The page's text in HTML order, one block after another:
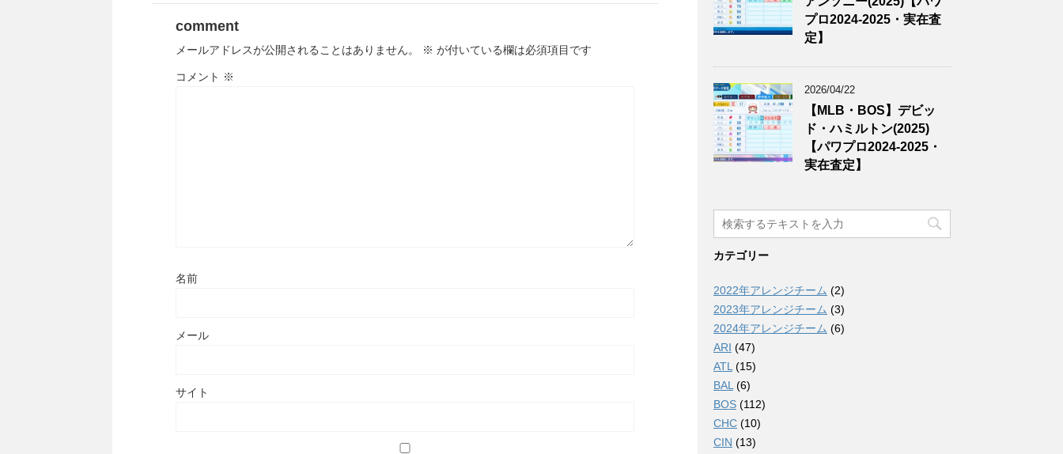
comment
メールアドレスが公開されることはありません。 ※ が付いている欄は必須項目です
コメント ※
名前
メール
サイト
プロ2024-2025・実在査
定】
2026/04/22
【MLB・BOS】デビッ
ド・ハミルトン(2025)
【パワプロ2024-2025・
実在査定】
カテゴリー
2022年アレンジチーム (2)
2023年アレンジチーム (3)
2024年アレンジチーム (6)
ARI (47)
ATL (15)
BAL (6)
BOS (112)
CHC (10)
CIN (13)